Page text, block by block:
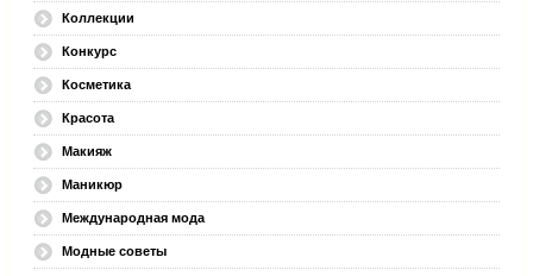
Коллекции
Конкурс
Косметика
Красота
Макияж
Маникюр
Международная мода
Модные советы